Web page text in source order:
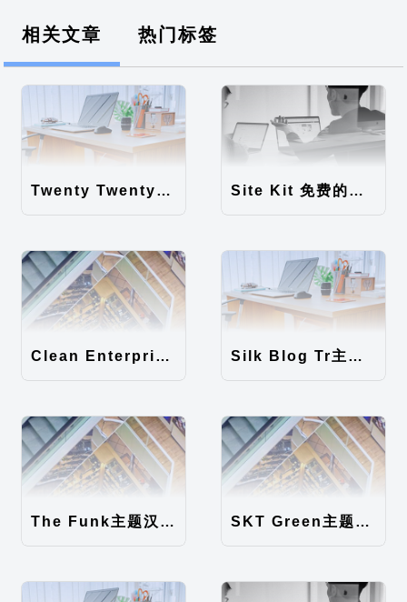
相关文章 热门标签
Twenty Twenty-Five 免费的WordPress内容主题 Site Kit 免费的WordPress数据统计插件
Clean Enterprise主题汉化包 Silk Blog Tr主题汉化包
The Funk主题汉化包 SKT Green主题汉化包